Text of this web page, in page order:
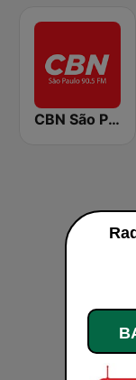
CBN São Paulo